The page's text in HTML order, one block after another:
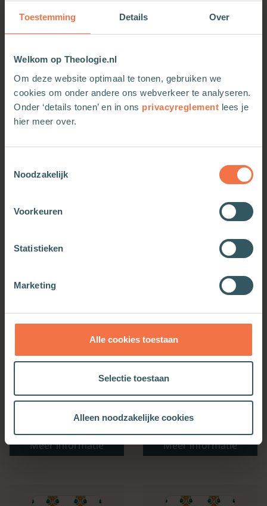
Toestemming Details Over
Welkom op Theologie.nl
Om deze website optimaal te tonen, gebruiken we
cookies om onder andere ons webverkeer te analyseren.
Onder ‘details tonen’ en in ons privacyreglement lees je
hier meer over.
Noodzakelijk
Voorkeuren
Statistieken
Marketing
Alle cookies toestaan
Selectie toestaan
Alleen noodzakelijke cookies
• 100 puzzels van beginner tot expert
• Bijbelse vragen en raadsels leiden naar de
• Inclusief antwoorden van alle puzzels!
Meer informatie Meer informatie